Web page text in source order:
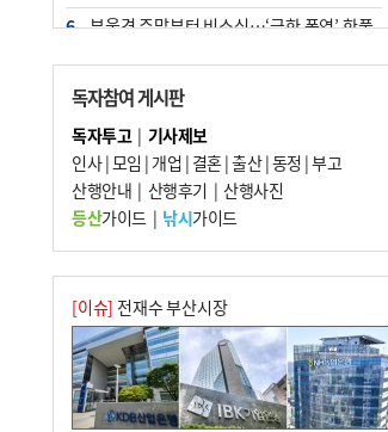
6
부울경 주말부터 비소식…‘극한 폭염’ 한풀
7
“낙동강권 삼락·을숙도·다대포 연결해 서
부산 관광 키우자”
8
오늘의 날씨- 2026년 8월 7일
9
외국인 선원 ‘인신매매 경유지’ 된 부산…
우려가 현실로
10 [사설] 해수부 신청사 북항으로 확정, 해양
수도 도약의 전환점
독자참여 게시판
독자투고| 기사제보
인사|모임 | 개업 | 결혼|출산|동정 |부고
산행안내 | 산행후기 | 산행사진
등산가이드| 낚시가이드
[이슈] 전재수 부산시장